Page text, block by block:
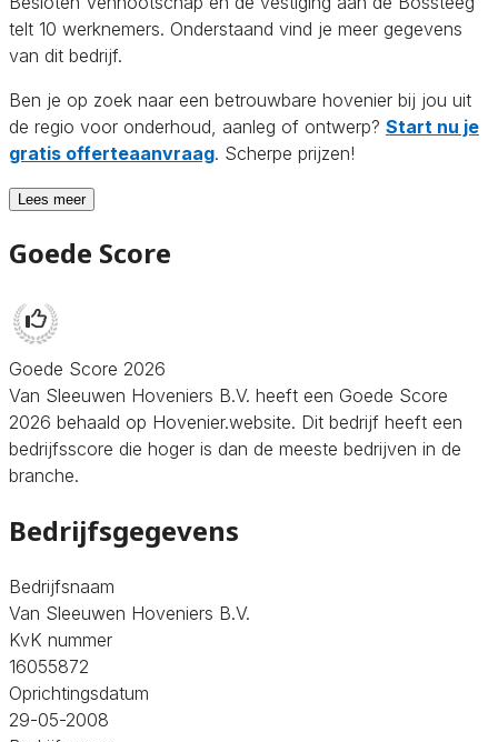
telt 10 werknemers. Onderstaand vind je meer gegevens
van dit bedrijf.
Ben je op zoek naar een betrouwbare hovenier bij jou uit
de regio voor onderhoud, aanleg of ontwerp? Start nu je
gratis offerteaanvraag. Scherpe prijzen!
Lees meer
Goede Score
Goede Score 2026
Van Sleeuwen Hoveniers B.V. heeft een Goede Score
2026 behaald op Hovenier.website. Dit bedrijf heeft een
bedrijfsscore die hoger is dan de meeste bedrijven in de
branche.
Bedrijfsgegevens
Bedrijfsnaam
Van Sleeuwen Hoveniers B.V.
KvK nummer
16055872
Oprichtingsdatum
29-05-2008